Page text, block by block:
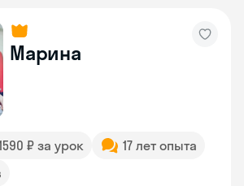
Марина
₽ за урок
17 лет опыта